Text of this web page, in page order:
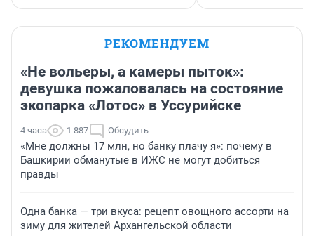
РЕКОМЕНДУЕМ
«Не вольеры, а камеры пыток»:
девушка пожаловалась на состояние
экопарка «Лотос» в Уссурийске
4 часа 1 887 Обсудить
«Мне должны 17 млн, но банку плачу я»: почему в
Башкирии обманутые в ИЖС не могут добиться
правды
Одна банка — три вкуса: рецепт овощного ассорти на
зиму для жителей Архангельской области